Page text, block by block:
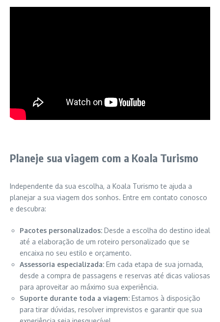
Planeje sua viagem com a Koala Turismo
Independente da sua escolha, a Koala Turismo te ajuda a
planejar a sua viagem dos sonhos. Entre em contato conosco
e descubra:
Pacotes personalizados: Desde a escolha do destino ideal
até a elaboração de um roteiro personalizado que se
encaixa no seu estilo e orçamento.
Assessoria especializada: Em cada etapa de sua jornada,
desde a compra de passagens e reservas até dicas valiosas
para aproveitar ao máximo sua experiência.
Suporte durante toda a viagem: Estamos à disposição
para tirar dúvidas, resolver imprevistos e garantir que sua